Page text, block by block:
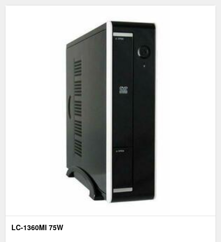
LC-1360MI 75W